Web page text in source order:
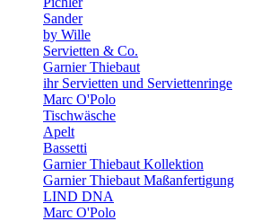
Sander
by Wille
Servietten & Co.
Garnier Thiebaut
ihr Servietten und Serviettenringe
Marc O'Polo
Tischwäsche
Apelt
Bassetti
Garnier Thiebaut Kollektion
Garnier Thiebaut Maßanfertigung
LIND DNA
Marc O'Polo